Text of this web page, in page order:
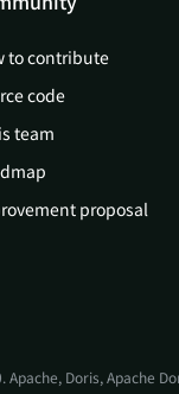
to contribute
code
team
proposal
. Apache, Doris, Apache